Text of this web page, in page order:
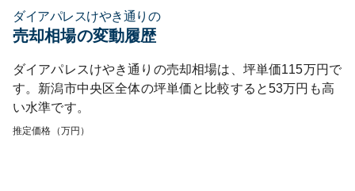
ダイアパレスけやき通り の
売却相場の変動履歴
ダイアパレスけやき通り の売却相場は、坪単価115万円で
す。 新潟市中央区全体の坪単価と比較すると53万円も高
い水準です。
推定価格（万円）